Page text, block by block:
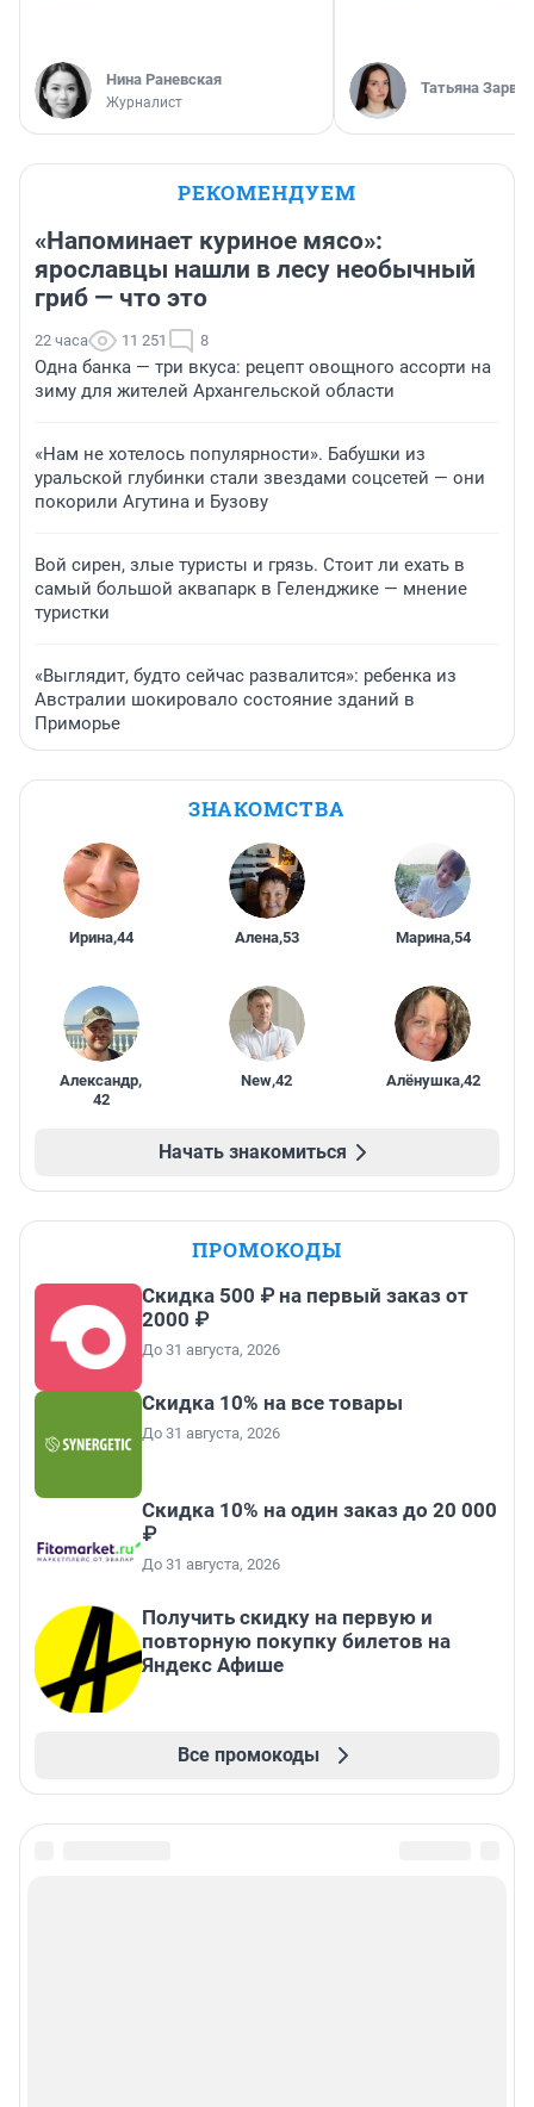
Нина Раневская
Журналист
Татьяна Зарва
РЕКОМЕНДУЕМ
«Напоминает куриное мясо»:
ярославцы нашли в лесу необычный
гриб — что это
22 часа 11 251 8
Одна банка — три вкуса: рецепт овощного ассорти на
зиму для жителей Архангельской области
«Нам не хотелось популярности». Бабушки из
уральской глубинки стали звездами соцсетей — они
покорили Агутина и Бузову
Вой сирен, злые туристы и грязь. Стоит ли ехать в
самый большой аквапарк в Геленджике — мнение
туристки
«Выглядит, будто сейчас развалится»: ребенка из
Австралии шокировало состояние зданий в
Приморье
ЗНАКОМСТВА
Ирина,44 Алена,53 Марина,54
Александр,
42
New,42 Алёнушка,42
Начать знакомиться
ПРОМОКОДЫ
Скидка 500 ₽ на первый заказ от
2000 ₽
До 31 августа, 2026
Скидка 10% на все товары
До 31 августа, 2026
Скидка 10% на один заказ до 20 000
₽
До 31 августа, 2026
Получить скидку на первую и
повторную покупку билетов на
Яндекс Афише
Все промокоды